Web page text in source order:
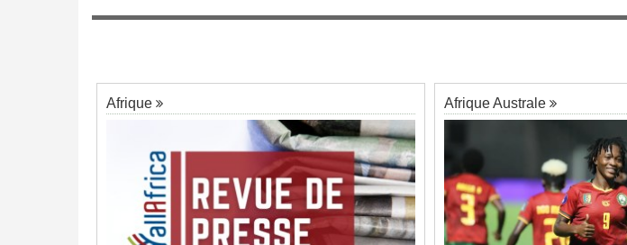
Afrique Afrique Australe
de Biya - Le
7
des poursuites en France et au pays
Afrique:Revue de